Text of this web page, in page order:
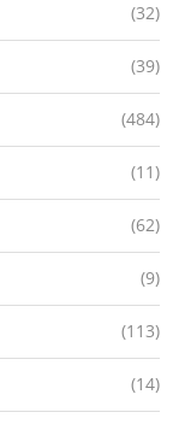
(32)
(39)
(484)
(11)
(62)
(9)
(113)
(14)